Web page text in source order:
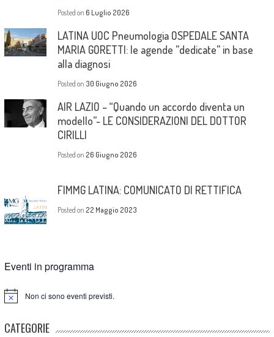
Posted on 6 Luglio 2026
LATINA UOC Pneumologia OSPEDALE SANTA
MARIA GORETTI: le agende ”dedicate” in base
alla diagnosi
Posted on 30 Giugno 2026
AIR LAZIO – “Quando un accordo diventa un
modello”- LE CONSIDERAZIONI DEL DOTTOR
CIRILLI
Posted on 26 Giugno 2026
FIMMG LATINA: COMUNICATO DI RETTIFICA
Posted on 22 Maggio 2023
Eventi in programma
Notice Non ci sono eventi previsti.
CATEGORIE